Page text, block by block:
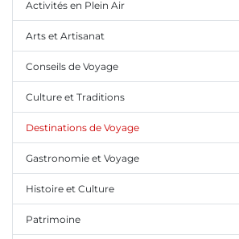
Activités en Plein Air
Arts et Artisanat
Conseils de Voyage
Culture et Traditions
Destinations de Voyage
Gastronomie et Voyage
Histoire et Culture
Patrimoine